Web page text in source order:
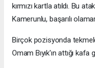
kırmızı kartla atıldı. Bu
Kamerunlu, başarılı
Birçok pozisyonda
Omam Bıyık'ın attığı